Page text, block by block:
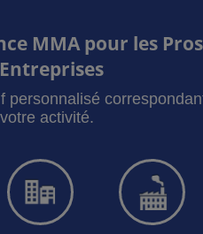
MMA pour les Pros
personnalisé
activité.